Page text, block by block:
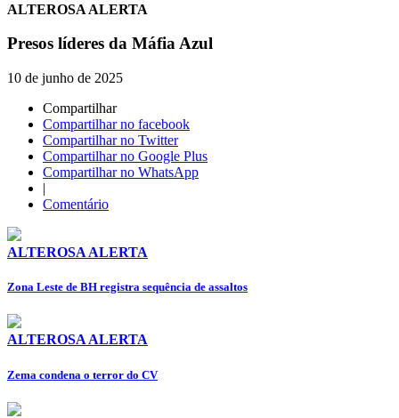
ALTEROSA ALERTA
Presos líderes da Máfia Azul
10 de junho de 2025
Compartilhar
Compartilhar no facebook
Compartilhar no Twitter
Compartilhar no Google Plus
Compartilhar no WhatsApp
|
Comentário
ALTEROSA ALERTA
Zona Leste de BH registra sequência de assaltos
ALTEROSA ALERTA
Zema condena o terror do CV